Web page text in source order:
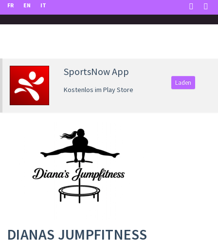
FR EN IT
SportsNow App
Kostenlos im Play Store
Laden
DIANAS JUMPFITNESS